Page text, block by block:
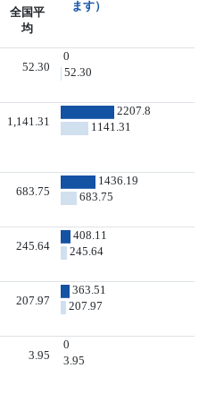
ます）
全国平
均
52.30
0
52.30
1,141.31
2207.8
1141.31
683.75
1436.19
683.75
245.64
408.11
245.64
207.97
363.51
207.97
3.95
0
3.95